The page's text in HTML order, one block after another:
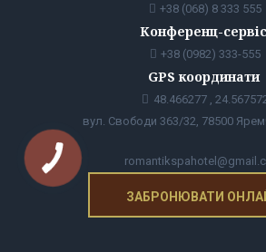
+38 (068) 8 333 555
Конференц-сервіс
+38 (0982) 333-555
GPS координати
48.466277 ,
вул. Свободи 363/32, 78500
ЗАБРОНЮВАТИ